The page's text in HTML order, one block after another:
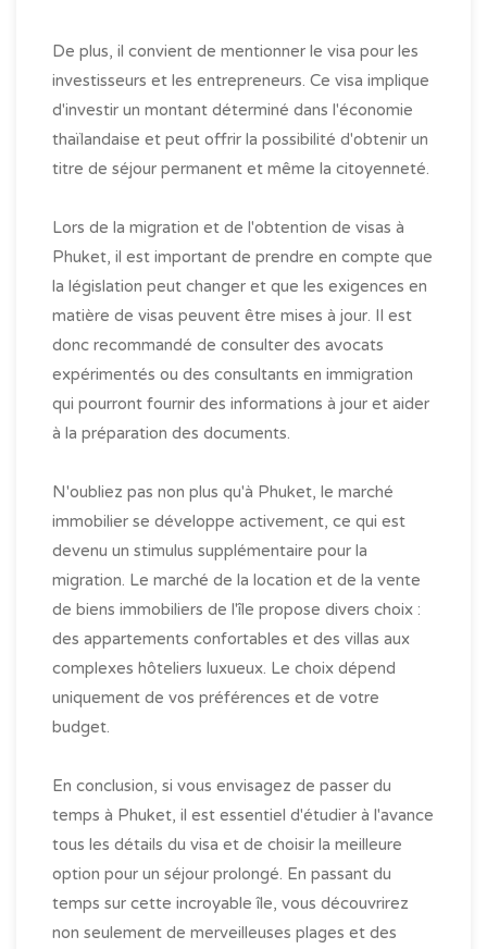
De plus, il convient de mentionner le visa pour les
investisseurs et les entrepreneurs. Ce visa implique
d'investir un montant déterminé dans l'économie
thaïlandaise et peut offrir la possibilité d'obtenir un
titre de séjour permanent et même la citoyenneté.
Lors de la migration et de l'obtention de visas à
Phuket, il est important de prendre en compte que
la législation peut changer et que les exigences en
matière de visas peuvent être mises à jour. Il est
donc recommandé de consulter des avocats
expérimentés ou des consultants en immigration
qui pourront fournir des informations à jour et aider
à la préparation des documents.
N'oubliez pas non plus qu'à Phuket, le marché
immobilier se développe activement, ce qui est
devenu un stimulus supplémentaire pour la
migration. Le marché de la location et de la vente
de biens immobiliers de l'île propose divers choix :
des appartements confortables et des villas aux
complexes hôteliers luxueux. Le choix dépend
uniquement de vos préférences et de votre
budget.
En conclusion, si vous envisagez de passer du
temps à Phuket, il est essentiel d'étudier à l'avance
tous les détails du visa et de choisir la meilleure
option pour un séjour prolongé. En passant du
temps sur cette incroyable île, vous découvrirez
non seulement de merveilleuses plages et des